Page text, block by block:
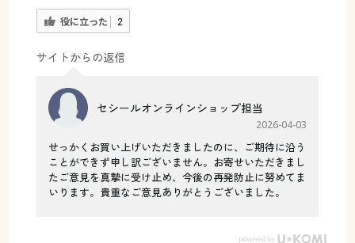
役に立った 2
サイトからの返信
セシールオンラインショップ担当
2026-04-03
せっかくお買い上げいただきましたのに、ご期待に沿う
ことができず申し訳ございません。お寄せいただきまし
たご意見を真摯に受け止め、今後の再発防止に努めてま
いります。貴重なご意見ありがとうございました。